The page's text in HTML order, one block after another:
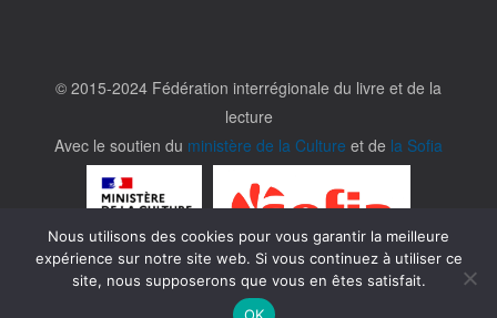
© 2015-2024 Fédération interrégionale du livre et de la
lecture
Avec le soutien du ministère de la Culture et de la Sofia
Nous utilisons des cookies pour vous garantir la meilleure
expérience sur notre site web. Si vous continuez à utiliser ce
site, nous supposerons que vous en êtes satisfait.
OK